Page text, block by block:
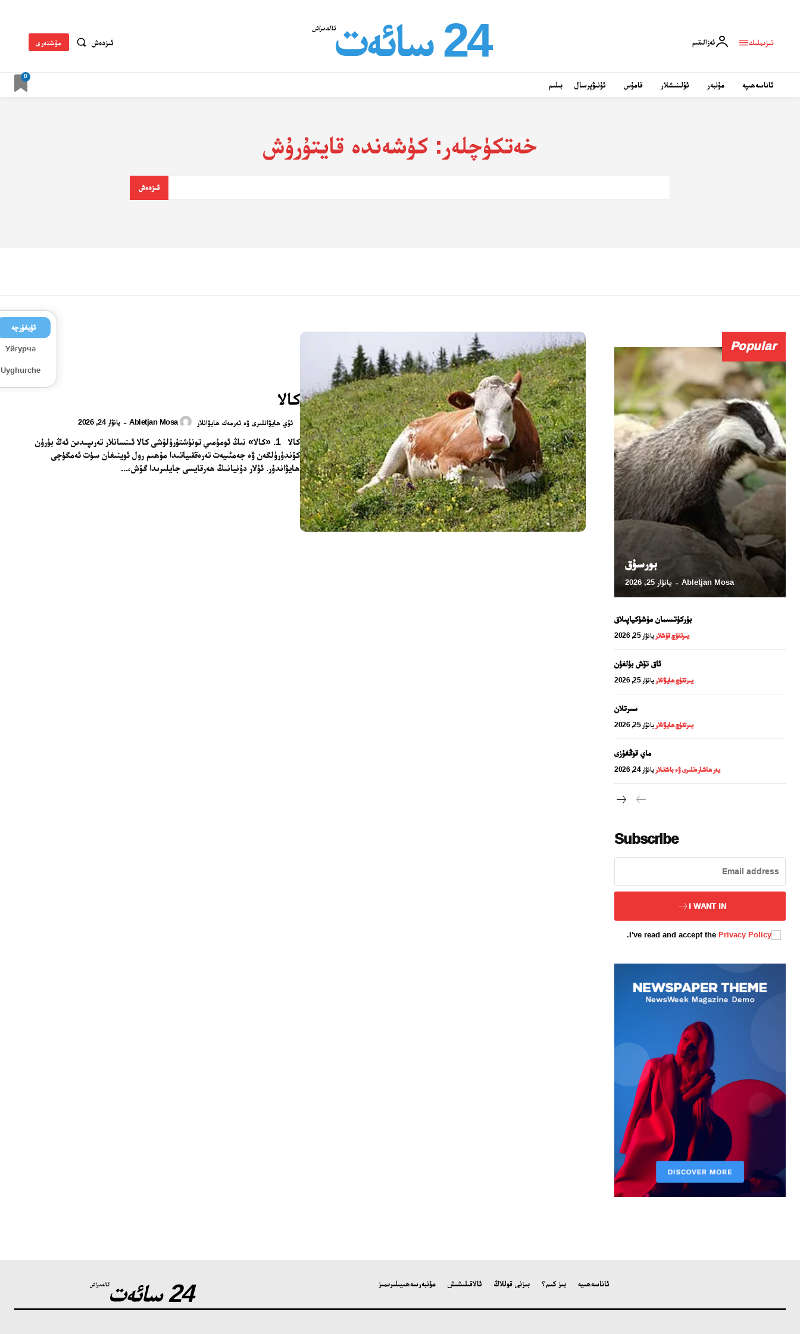
تىزىملىك ئەزالىقىم 24 سائەت ئالدىراش
ئىزدەش مۇشتەرى
ئاناسەھىپە مۇنبەر ئۇلىنىشلار قامۇس ئۇنىۋېرسال بىلىم
0
خەتكۈچلەر:كۈشەندە قايتۇرۇش
ئىزدەش
كالا
ئۆي ھايۋانلىرى ۋە ئەرمەك ھايۋانلار Abletjan Mosa
- يانۋار 24, 2026
كالا 1. «كالا» نىڭ ئومۇمىي تونۇشتۇرۇلۇشى كالا ئىنسانلار تەرىپىدىن ئەڭ بۇرۇن
كۆندۈرۈلگەن ۋە جەمئىيەت تەرەققىياتىدا مۇھىم رول ئوينىغان سۈت ئەمگۈچى
ھايۋاندۇر. ئۇلار دۇنيانىڭ ھەرقايسى جايلىرىدا گۆش،...
Popular
بورسۇق
Abletjan Mosa
- يانۋار 25, 2026
بۈركۈتسىمان مۈشۈكياپىلاق
يىرتقۇچ قۇشلار يانۋار 25, 2026
ئاق تۆش بۇلغۇن
يىرتقۇچ ھايۋانلار يانۋار 25, 2026
سىرتلان
يىرتقۇچ ھايۋانلار يانۋار 25, 2026
ماي قوڭغۇزى
يەر ھاشارەتلىرى ۋە باشقىلار يانۋار 24, 2026
Subscribe
I WANT IN
I've read and accept the Privacy Policy
.
24 سائەت ئالدىراش ئاناسەھىپە بىز كىم؟ بىزنى قوللاڭ ئالاقىلىشىش مۇنبەرسەھىپىلىرىمىز
ئۇيغۇرچە
Уйғурчә
Uyghurche